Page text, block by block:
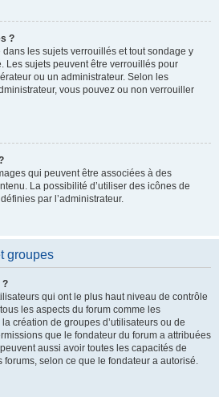
?
les sujets verrouillés et tout sondage y
Les sujets peuvent être verrouillés pour
ou un administrateur. Selon les
vous pouvez ou non verrouiller
qui peuvent être associées à des
La possibilité d’utiliser des icônes de
par l’administrateur.
groupes
?
qui ont le plus haut niveau de contrôle
les aspects du forum comme les
création de groupes d’utilisateurs ou de
que le fondateur du forum a attribuées
aussi avoir toutes les capacités de
forums, selon ce que le fondateur a autorisé.